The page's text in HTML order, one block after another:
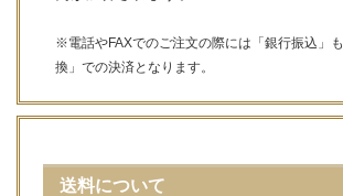
※電話やFAXでのご注文の際には「銀行振込」も
換」での決済となります。
送料について